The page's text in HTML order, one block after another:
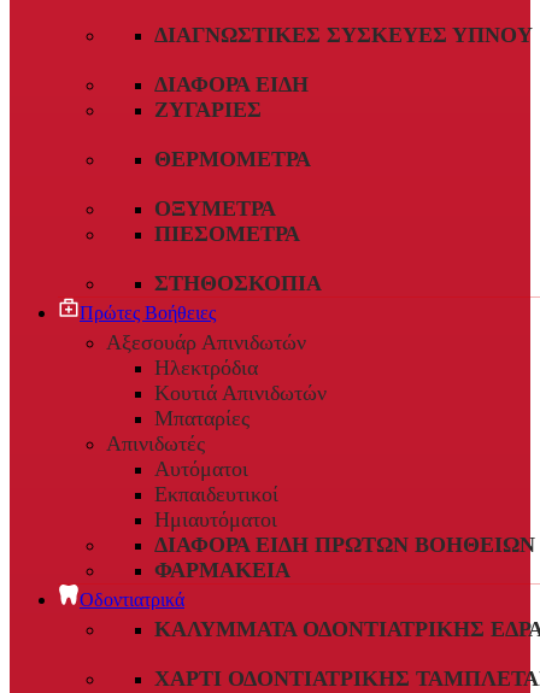
ΔΙΑΓΝΩΣΤΙΚΈΣ ΣΥΣΚΕΥΈΣ ΎΠΝΟΥ
ΔΙΆΦΟΡΑ ΕΊΔΗ
ΖΥΓΑΡΙΈΣ
ΘΕΡΜΌΜΕΤΡΑ
ΟΞΎΜΕΤΡΑ
ΠΙΕΣΌΜΕΤΡΑ
ΣΤΗΘΟΣΚΌΠΙΑ
Πρώτες Βοήθειες
Αξεσουάρ Απινιδωτών
Ηλεκτρόδια
Κουτιά Απινιδωτών
Μπαταρίες
Απινιδωτές
Αυτόματοι
Εκπαιδευτικοί
Ημιαυτόματοι
ΔΙΆΦΟΡΑ ΕΊΔΗ ΠΡΏΤΩΝ ΒΟΗΘΕΙΏΝ
ΦΑΡΜΑΚΕΊΑ
Οδοντιατρικά
ΚΑΛΎΜΜΑΤΑ ΟΔΟΝΤΙΑΤΡΙΚΉΣ
ΧΑΡΤΊ ΟΔΟΝΤΙΑΤΡΙΚΉΣ